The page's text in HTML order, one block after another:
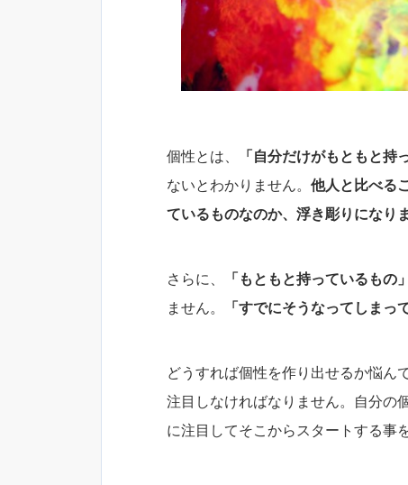
個性とは、 「自分だけがもともと持
ないとわかりません。 他人と比べる
ているものなのか、浮き彫りになりま
さらに、 「もともと持っているもの」
ません。
「すでにそうなってしまっ
どうすれば個性を作り出せるか悩ん
注目しなければなりません。自分の
に注目してそこからスタートする事